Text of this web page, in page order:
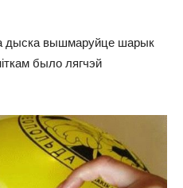
дыска вышмаруйце шарык
было лягчэй